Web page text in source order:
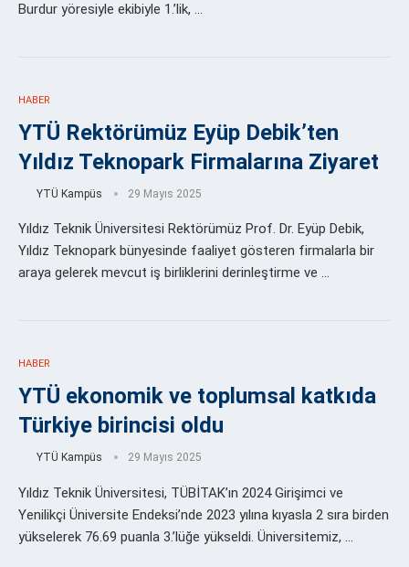
Burdur yöresiyle ekibiyle 1.’lik, …
HABER
YTÜ Rektörümüz Eyüp Debik’ten
Yıldız Teknopark Firmalarına Ziyaret
YTÜ Kampüs 29 Mayıs 2025
Yıldız Teknik Üniversitesi Rektörümüz Prof. Dr. Eyüp Debik,
Yıldız Teknopark bünyesinde faaliyet gösteren firmalarla bir
araya gelerek mevcut iş birliklerini derinleştirme ve …
HABER
YTÜ ekonomik ve toplumsal katkıda
Türkiye birincisi oldu
YTÜ Kampüs 29 Mayıs 2025
Yıldız Teknik Üniversitesi, TÜBİTAK’ın 2024 Girişimci ve
Yenilikçi Üniversite Endeksi’nde 2023 yılına kıyasla 2 sıra birden
yükselerek 76.69 puanla 3.’lüğe yükseldi. Üniversitemiz, …